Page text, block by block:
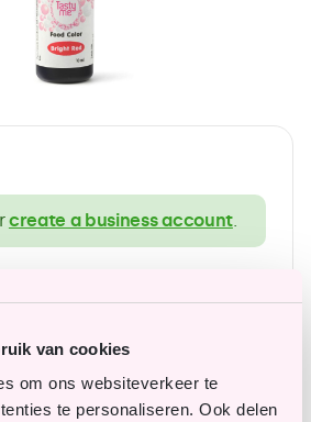
van cookies
om ons websiteverkeer te
te personaliseren. Ook delen
create a business account.